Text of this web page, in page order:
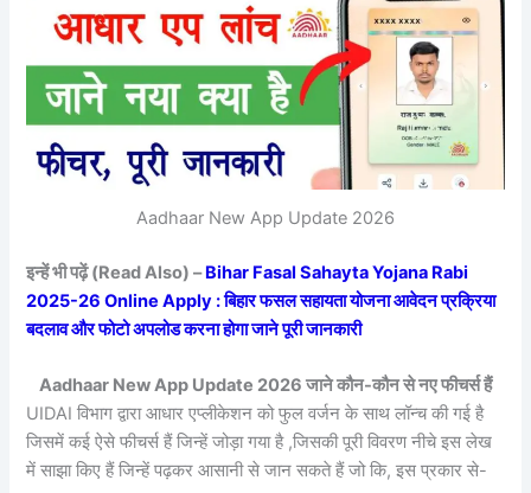
Aadhaar New App Update 2026
इन्हें भी पढ़ें (Read Also) –Bihar Fasal Sahayta Yojana Rabi
2025-26 Online Apply : बिहार फसल सहायता योजना आवेदन प्रक्रिया
बदलाव और फोटो अपलोड करना होगा जाने पूरी जानकारी
Aadhaar New App Update 2026 जाने कौन-कौन से नए फीचर्स हैं
UIDAI विभाग द्वारा आधार एप्लीकेशन को फुल वर्जन के साथ लॉन्च की गई है
जिसमें कई ऐसे फीचर्स हैं जिन्हें जोड़ा गया है ,जिसकी पूरी विवरण नीचे इस लेख
में साझा किए हैं जिन्हें पढ़कर आसानी से जान सकते हैं जो कि, इस प्रकार से-